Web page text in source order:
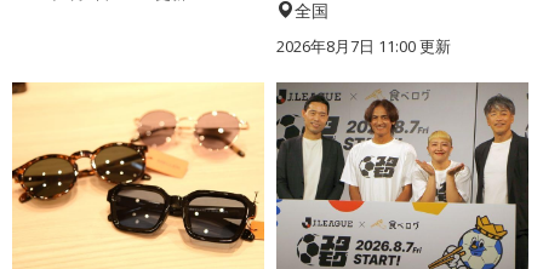
全国
2026年8月7日 11:00更新